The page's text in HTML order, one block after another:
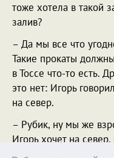
тоже хотела в такой
залив?
– Да мы все что
Такие прокаты
в Тоссе что-то есть.
это нет: Игорь
на север.
– Рубик, ну мы же
Игорь хочет на
проблемы? Пускай